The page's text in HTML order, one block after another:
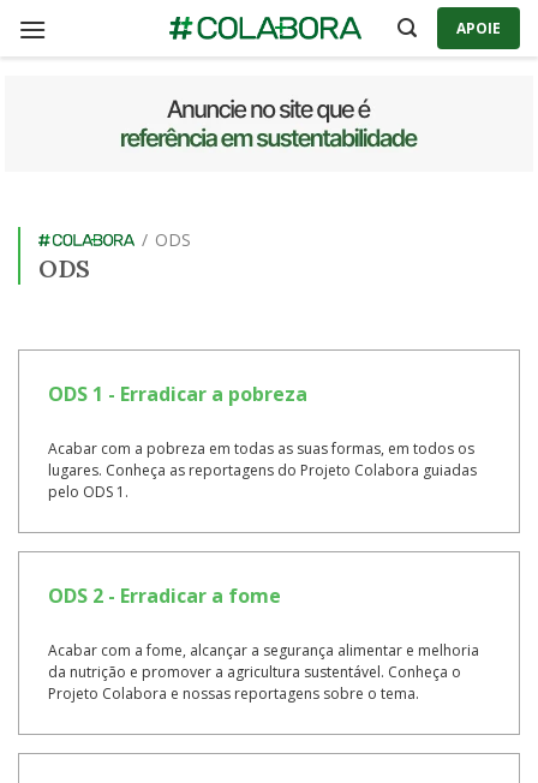
APOIE
/ ODS
ODS
ODS 1 - Erradicar a pobreza
Acabar com a pobreza em todas as suas formas, em todos os
lugares. Conheça as reportagens do Projeto Colabora guiadas
pelo ODS 1.
ODS 2 - Erradicar a fome
Acabar com a fome, alcançar a segurança alimentar e melhoria
da nutrição e promover a agricultura sustentável. Conheça o
Projeto Colabora e nossas reportagens sobre o tema.